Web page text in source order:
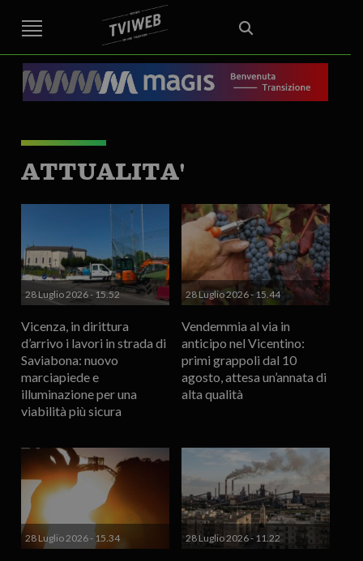
STREET TG CRONACA VENETO
VICENZA E PROVINCIA
AREA BERICA
ECONOMIA ATTUALITA’ POLITICA
EDITORIALE ITALIA E MONDO CURIOSITÀ – LIFESTYLE
CULTURA ARTE
SPORT
IL GRAFFIO FOOD & DRINK
ATTUALITA'
28 Luglio 2026 - 15.52
Vicenza, in dirittura
d’arrivo i lavori in strada di
Saviabona: nuovo
marciapiede e
illuminazione per una
viabilità più sicura
28 Luglio 2026 - 15.44
Vendemmia al via in
anticipo nel Vicentino:
primi grappoli dal 10
agosto, attesa un’annata di
alta qualità
28 Luglio 2026 - 15.34 28 Luglio 2026 - 11.22